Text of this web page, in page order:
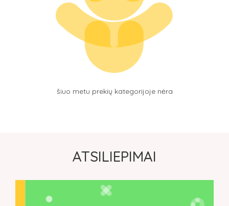
šiuo metu prekių kategorijoje nėra
ATSILIEPIMAI